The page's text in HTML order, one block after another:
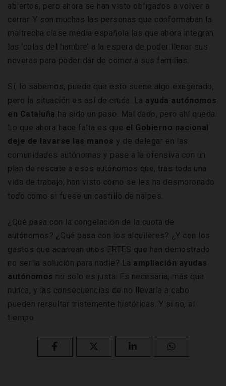
abiertos, pero ahora se han visto obligados a volver a
cerrar. Y son muchas las personas que conformaban la
maltrecha clase media española las que ahora integran
las ‘colas del hambre’ a la espera de poder llenar sus
neveras para poder dar de comer a sus familias.
Sí, lo sabemos, puede que esto suene algo exagerado,
pero la situación es así de cruda. La ayuda autónomos
en Cataluña ha sido un paso. Mal dado, pero ahí queda.
Lo que ahora hace falta es que el Gobierno nacional
deje de lavarse las manos y de delegar en las
comunidades autónomas y pase a la ofensiva con un
plan de rescate a esos autónomos que, tras toda una
vida de trabajo, han visto cómo se les ha desmoronado
todo como si fuese un castillo de naipes.
¿Qué pasa con la congelación de la cuota de
autónomos? ¿Qué pasa con los alquileres? ¿Y con los
gastos que acarrean unos ERTES que han demostrado
no ser la solución para nadie? La ampliación ayudas
autónomos no solo es justa. Es necesaria, más que
nunca, y las consecuencias de no llevarla a cabo
pueden rersultar tristemente históricas. Y si no, al
tiempo.